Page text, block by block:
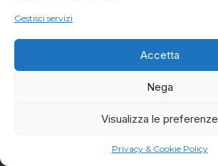
Gestisci servizi
Accetta
Nega
Visualizza le preferenze
Privacy & Cookie Policy